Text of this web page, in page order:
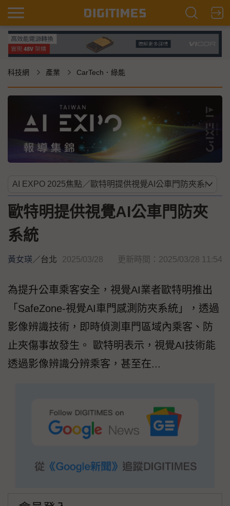
科技網 產業 CarTech．綠能
歐特明提供視覺AI公車門防夾
系統
黃女瑛 ／台北 2025/03/28 更新時間：2025/03/28 11:54
為提升公車乘客安全，視覺AI業者歐特明推出
「SafeZone-視覺AI車門感測防夾系統」，透過
影像辨識技術，即時偵測車門區域內乘客、防
止夾傷事故發生。 歐特明表示，視覺AI技術能
透過影像辨識分辨乘客，甚至在...